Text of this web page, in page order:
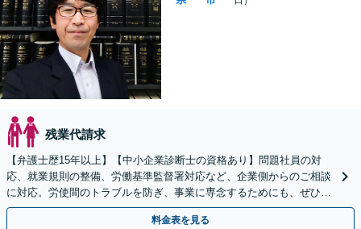
残業代請求
【弁護士歴15年以上】【中小企業診断士の資格あり】問題社員の対
応、就業規則の整備、労働基準監督署対応など、企業側からのご相談
に対応。労使間のトラブルを防ぎ、事業に専念するためにも、ぜひ弁
護士にご相談ください。【セカンドオピニオン対応可】
料金表を見る